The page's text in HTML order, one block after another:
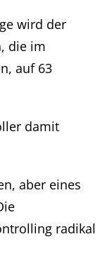
wird der
die im
auf 63
damit
aber eines
radikal